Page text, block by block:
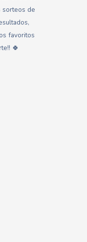
sorteos de
favoritos
🍀